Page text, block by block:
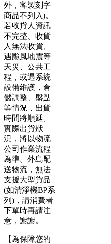
外，客製刻字
商品不列入)。
若收貨人資訊
不完整、收貨
人無法收貨、
遇颱風地震等
天災、公共工
程，或遇系統
設備維護，倉
儲調整、盤點
等情況，出貨
時間將順延。
實際出貨狀
況，將以物流
公司作業流程
為準。外島配
送物流，無法
支援大型貨品
(如清淨機BP系
列)，請消費者
下單時再請注
意，謝謝。
【為保障您的